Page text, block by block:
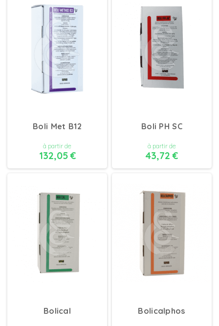
DÉTAILS DÉTAILS
Boli Met B12
à partir de
132,05 €
DÉTAILS
Boli PH SC
à partir de
43,72 €
DÉTAILS
Bolical Bolicalphos